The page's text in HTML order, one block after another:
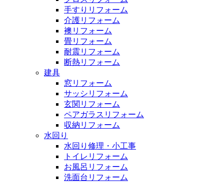
手すりリフォーム
介護リフォーム
襖リフォーム
畳リフォーム
耐震リフォーム
断熱リフォーム
建具
窓リフォーム
サッシリフォーム
玄関リフォーム
ペアガラスリフォーム
収納リフォーム
水回り
水回り修理・小工事
トイレリフォーム
お風呂リフォーム
洗面台リフォーム